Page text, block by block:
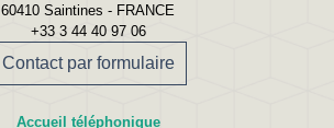
60410 Saintines - FRANCE
+33 3 44 40 97 06
Contact par formulaire
Accueil téléphonique